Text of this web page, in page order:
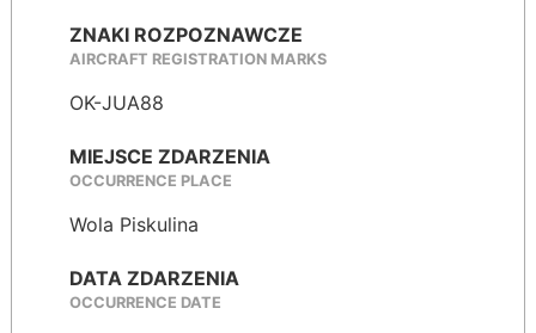
ZNAKI ROZPOZNAWCZE
AIRCRAFT REGISTRATION MARKS
OK-JUA88
MIEJSCE ZDARZENIA
OCCURRENCE PLACE
Wola Piskulina
DATA ZDARZENIA
OCCURRENCE DATE